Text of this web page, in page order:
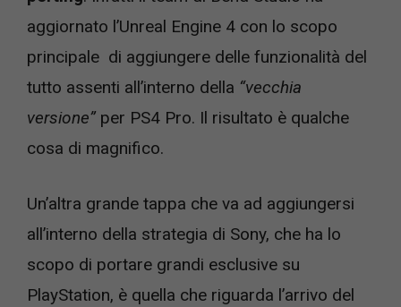
aggiornato l’Unreal Engine 4 con lo scopo
principale di aggiungere delle funzionalità del
tutto assenti all’interno della “vecchia
versione” per PS4 Pro. Il risultato è qualche
cosa di magnifico.
Un’altra grande tappa che va ad aggiungersi
all’interno della strategia di Sony, che ha lo
scopo di portare grandi esclusive su
PlayStation, è quella che riguarda l’arrivo del